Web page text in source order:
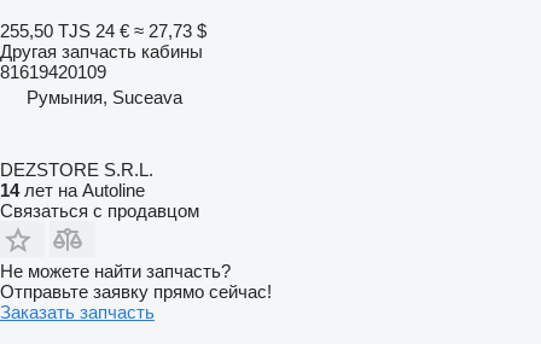
255,50 TJS 24 € ≈ 27,73 $
Другая запчасть кабины
81619420109
Румыния, Suceava
DEZSTORE S.R.L.
14лет на Autoline
Связаться с продавцом
Не можете найти запчасть?
Отправьте заявку прямо сейчас!
Заказать запчасть